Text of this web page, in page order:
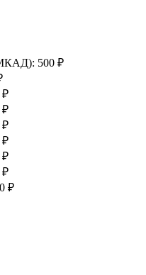
500 ₽
₽
₽
₽
₽
₽
₽
₽